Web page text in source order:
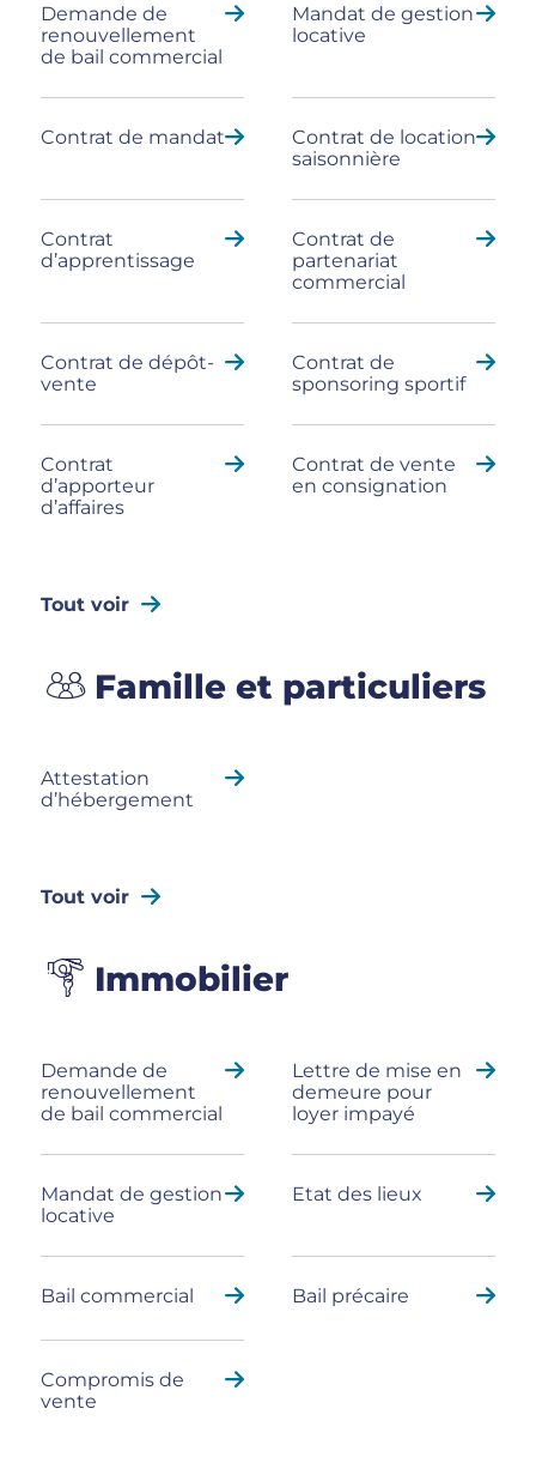
Demande de
renouvellement
de bail commercial
Mandat de gestion
locative
Contrat de mandat
Contrat de location
saisonnière
Contrat
d’apprentissage
Contrat de
partenariat
commercial
Contrat de dépôt-
vente
Contrat de
sponsoring sportif
Contrat
d’apporteur
d’affaires
Contrat de vente
en consignation
Tout voir
Famille et particuliers
Attestation
d’hébergement
Tout voir
Immobilier
Demande de
renouvellement
de bail commercial
Lettre de mise en
demeure pour
loyer impayé
Mandat de gestion
locative
Etat des lieux
Bail commercial Bail précaire
Compromis de
vente